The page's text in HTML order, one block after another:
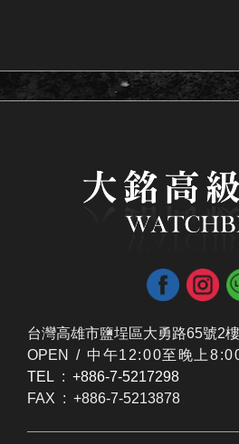
台灣高雄市鹽埕區大勇路65號2樓
OPEN / 中午12:00至晚上
TEL : +886-7-5217298
FAX : +886-7-5213878